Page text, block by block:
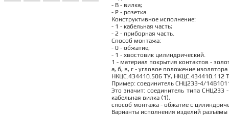
- В - вилка;
- Р - розетка.
Конструктивное исполнение:
- 1 - кабельная часть;
- 2 - приборная часть.
Способ монтажа:
- 0 - обжатие;
- 1 - хвостовик цилиндрический.
1 - материал покрытия контактов -
а, б, в, г - угловое положение
НКЦС.434410.506 ТУ, НКЦС.434410.112
Пример: соединитель СНЦ233-4/
Это значит: соединитель типа СНЦ233
кабельная вилка (1),
способ монтажа - обжатие с
Варианты исполнения изделий